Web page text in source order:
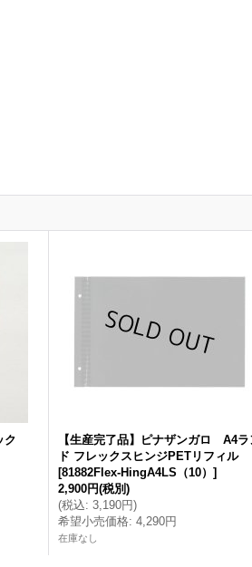
ク
【生産完了品】ピナザンガロ A4ラ
ド フレックスヒンジPETリフィル
[81882Flex-HingA4LS（10） ]
2,900円(税別)
(税込: 3,190円)
希望小売価格: 4,290円
在庫なし